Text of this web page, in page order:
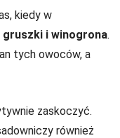
kiedy w
gruszki i winogrona.
tych owoców, a
zaskoczyć.
również